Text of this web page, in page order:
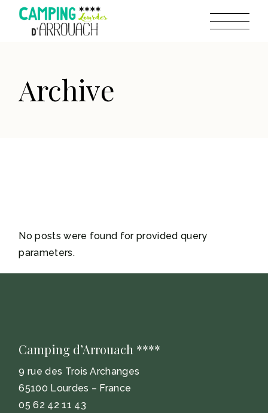
content
Archive
No posts were found for provided query
parameters.
Camping d’Arrouach ****
9 rue des Trois Archanges
65100 Lourdes – France
05 62 42 11 43